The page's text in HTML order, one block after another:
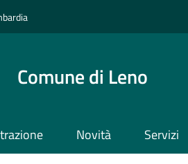
Comune di Leno
Novità Servizi